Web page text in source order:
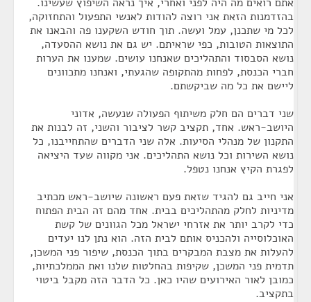
בהזדמנות הזאת אני רוצה להודות לאנשי התפעול והתחזוקה,
לכל מי שתכנן, עמל ועשה. תוך חודש השקענו פה והבאנו את
התוצאות הטובות, כפי שראיתם. יש גם את נושא ההסעדה,
נושא הסבסוד והתהליכים שאנחנו עושים. שמענו את הערות
חברי הכנסת, לפחות מהתקופה שהגעתי, ואנחנו מתכוונים
ליישם את כל מה שביקשתם.
שני דברים הם חלק משיתוף הפעולה שנעשה, אדוני
היושב-ראש. אחד, תקציב קשר לציבור והשני, זה לבנות את
התקנון של מנהלי הסיעות. אלה שני הדברים שהתחייבנו, כל
נושא השירות וכל נושא התהליכים. אני מקווה שעד היציאה
לפגרת הקיץ אנחנו נטפל.
אני חייב גם להגיד שזאת פעם ראשונה שיושב-ראש מכתיב
מדיניות לחלק מהתהליכים בבית. אחד מהם זה הבית הפתוח
כדי לקרב יותר את אזרחי ישראל מכל הגוונים של קשת
האוכלוסייה ולהכניס אותם לבית הזה. הוא נתן לנו יעדים
להעלות את מצבת המבקרים בתוך הכנסת, שיפור פני המשכן,
תדמית פני המשכן, שקיפות בהחלטות שלנו ואת הממלכתיות,
כמובן לאור האירועים שהיו כאן. כל הדבר הזה מקבל ביטוי
בתקציב.